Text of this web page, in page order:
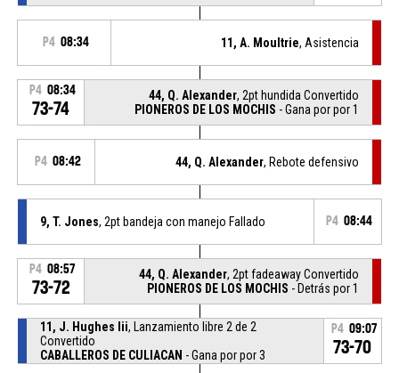
P4 08:34 11, A. Moultrie, Asistencia
P4 08:34
73-74
44, Q. Alexander, 2pt hundida Convertido
PIONEROS DE LOS MOCHIS - Gana por por 1
P4 08:42 44, Q. Alexander, Rebote defensivo
9, T. Jones, 2pt bandeja con manejo Fallado P4 08:44
P4 08:57
73-72
44, Q. Alexander, 2pt fadeaway Convertido
PIONEROS DE LOS MOCHIS - Detrás por 1
11, J. Hughes Iii, Lanzamiento libre 2 de 2
Convertido
CABALLEROS DE CULIACAN - Gana por por 3
P4 09:07
73-70